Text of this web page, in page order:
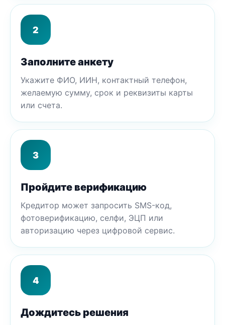
2
Заполните анкету
Укажите ФИО, ИИН, контактный телефон,
желаемую сумму, срок и реквизиты карты
или счета.
3
Пройдите верификацию
Кредитор может запросить SMS-код,
фотоверификацию, селфи, ЭЦП или
авторизацию через цифровой сервис.
4
Дождитесь решения